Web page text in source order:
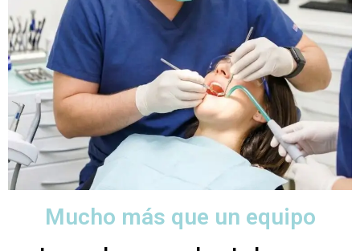
Mucho más que un equipo